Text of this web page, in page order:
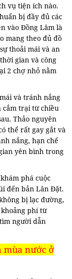
vụ tiện ích nào.
bị đầy đủ các
vào Đồng Lâm là
mang theo đủ đồ
thoải mái và an
gian và công
2 chợ nhỏ nằm
và tránh nắng
cắm trại từ chiều
Thảo nguyên
thể rất gay gắt và
nắng, hạn chế
yên bình trong
phá cuộc
đến bản Lân Đặt.
bị lạc đường,
phí từ
người dẫn
mùa nước ở